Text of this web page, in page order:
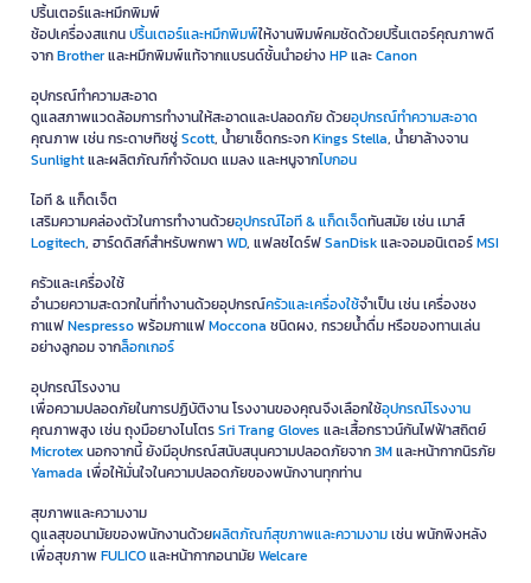
ปริ้นเตอร์และหมึกพิมพ์
ช้อปเครื่องสแกนปริ้นเตอร์และหมึกพิมพ์ให้งานพิมพ์คมชัดด้วยปริ้นเตอร์คุณภาพดี
จากBrotherและหมึกพิมพ์แท้จากแบรนด์ชั้นนำอย่างHPและCanon
อุปกรณ์ทำความสะอาด
ดูแลสภาพแวดล้อมการทำงานให้สะอาดและปลอดภัย ด้วยอุปกรณ์ทำความสะอาด
คุณภาพ เช่น กระดาษทิชชู่Scott, น้ำยาเช็ดกระจกKings Stella, น้ำยาล้างจาน
Sunlightและผลิตภัณฑ์กำจัดมด แมลง และหนูจากไบกอน
ไอที & แก็ดเจ็ต
เสริมความคล่องตัวในการทำงานด้วยอุปกรณ์ไอที & แก็ดเจ็ดทันสมัย เช่น เมาส์
Logitech, ฮาร์ดดิสก์สำหรับพกพาWD, แฟลชไดร์ฟSanDiskและจอมอนิเตอร์MSI
ครัวและเครื่องใช้
อำนวยความสะดวกในที่ทำงานด้วยอุปกรณ์ครัวและเครื่องใช้จำเป็น เช่น เครื่องชง
กาแฟNespressoพร้อมกาแฟMoccona ชนิดผง, กรวยน้ำดื่ม หรือของทานเล่น
อย่างลูกอม จากล็อกเกอร์
อุปกรณ์โรงงาน
เพื่อความปลอดภัยในการปฏิบัติงาน โรงงานของคุณจึงเลือกใช้อุปกรณ์โรงงาน
คุณภาพสูง เช่น ถุงมือยางไนโตรSri Trang Gloves และเสื้อกราวน์กันไฟฟ้าสถิตย์
Microtexนอกจากนี้ ยังมีอุปกรณ์สนับสนุนความปลอดภัยจาก3Mและหน้ากากนิรภัย
Yamada เพื่อให้มั่นใจในความปลอดภัยของพนักงานทุกท่าน
สุขภาพและความงาม
ดูแลสุขอนามัยของพนักงานด้วยผลิตภัณฑ์สุขภาพและความงามเช่น พนักพิงหลัง
เพื่อสุขภาพFULICOและหน้ากากอนามัยWelcare